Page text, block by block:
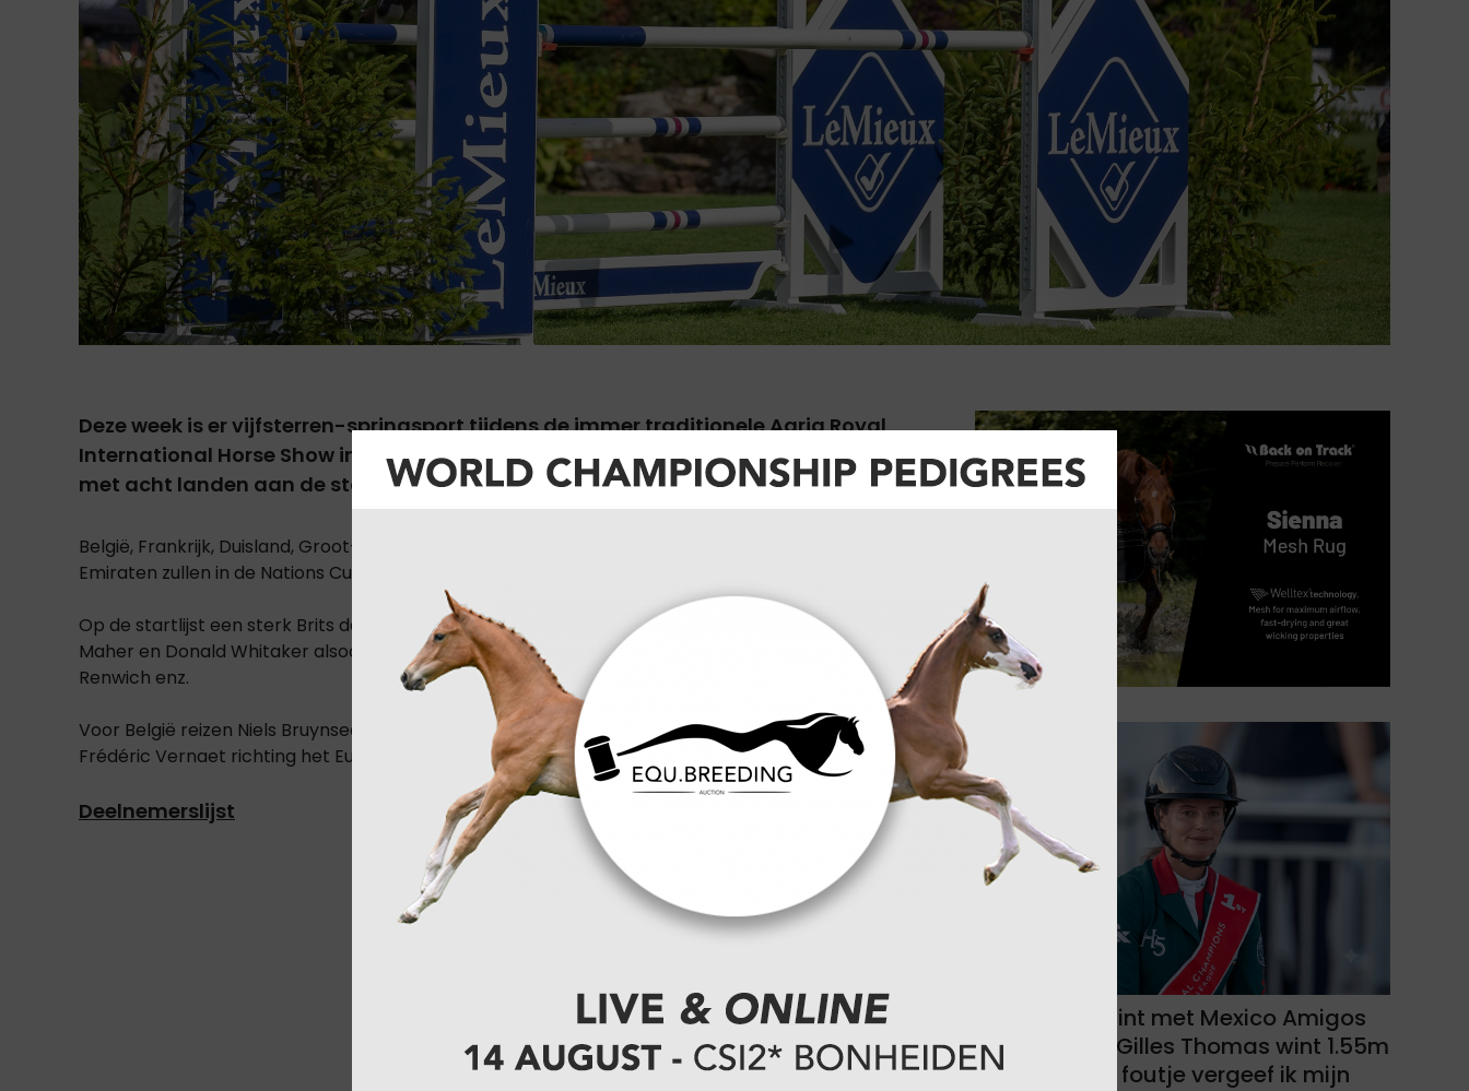
Deze week is er vijfsterren-springsport tijdens de immer traditionele Agria Royal
International Horse Show in Hickstead. Vrijdag staat de Landenprijs er centraal
met acht landen aan de start.
België, Frankrijk, Duisland, Groot-Brittannië, Ierland, Nederland, Zweden en de Verenigde Arabische
Emiraten zullen in de Nations Cup een team aan de start hebben.
Op de startlijst een sterk Brits deelnemersveld met Don Europees (team) medaille winnaars, Ben
Maher en Donald Whitaker alsook John Whitaker, Robert Whitaker, Matthew Sampson, Laura
Renwich enz.
Voor België reizen Niels Bruynseels, Olivier Philippaerts, Roy Van Beek, Annelies Vorsselmans en
Frédéric Vernaet richting het Europese eiland.
Deelnemerslijst
Zoe Conter wint met Mexico Amigos
GCL Londen! Gilles Thomas wint 1.55m
ranking! "Dat foutje vergeef ik mijn